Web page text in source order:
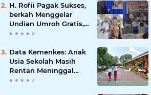
UMKM.
H. Rofii Pagak Sukses,
berkah Menggelar
Undian Umroh Gratis,
Wujud Kepedulian
Data Kemenkes: Anak
Usia Sekolah Masih
Rentan Meninggal
Akibat DBD